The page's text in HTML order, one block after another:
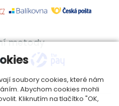
metody
soubory cookies, které nám
Abychom cookies mohli
Kliknutím na tlačítko "OK,